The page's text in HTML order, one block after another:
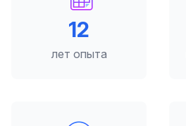
12
лет опыта